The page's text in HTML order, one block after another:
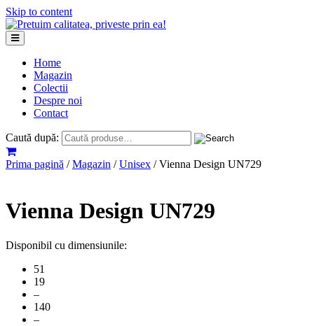
Skip to content
Home
Magazin
Colectii
Despre noi
Contact
Caută după:
Prima pagină /Magazin /Unisex / Vienna Design UN729
Vienna Design UN729
Disponibil cu dimensiunile:
51
19
–
140
–